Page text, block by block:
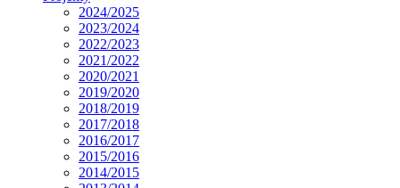
2024/2025
2023/2024
2022/2023
2021/2022
2020/2021
2019/2020
2018/2019
2017/2018
2016/2017
2015/2016
2014/2015